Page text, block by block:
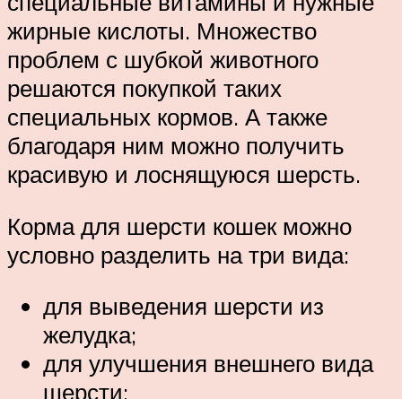
жирные кислоты. Множество
проблем с шубкой животного
решаются покупкой таких
специальных кормов. А также
благодаря ним можно получить
красивую и лоснящуюся шерсть.
Корма для шерсти кошек можно
условно разделить на три вида:
для выведения шерсти из
желудка;
для улучшения внешнего вида
шерсти;